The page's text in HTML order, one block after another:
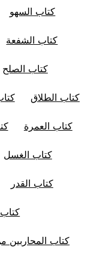
كتاب السهو
كتاب الشفعة
كتاب الصلح
كتاب الطلاق
كتاب العمرة
كتاب الغسل
كتاب القدر
كتاب المحاربين